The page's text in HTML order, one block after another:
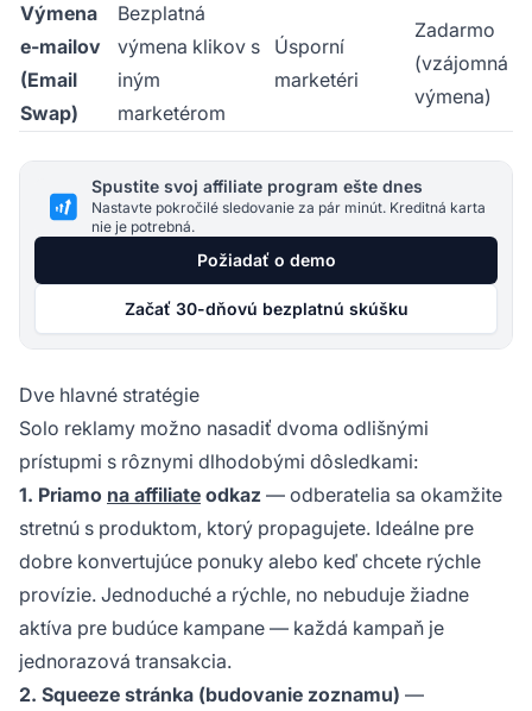
Výmena
e-mailov
(Email
Swap)
Bezplatná
výmena klikov s
iným
marketérom
Úsporní
marketéri
Zadarmo
(vzájomná
výmena)
Spustite svoj affiliate program ešte dnes
Nastavte pokročilé sledovanie za pár minút. Kreditná karta
nie je potrebná.
Požiadať o demo
Začať 30-dňovú bezplatnú skúšku
Dve hlavné stratégie
Solo reklamy možno nasadiť dvoma odlišnými
prístupmi s rôznymi dlhodobými dôsledkami:
1. Priamo na affiliate odkaz — odberatelia sa okamžite
stretnú s produktom, ktorý propagujete. Ideálne pre
dobre konvertujúce ponuky alebo keď chcete rýchle
provízie. Jednoduché a rýchle, no nebuduje žiadne
aktíva pre budúce kampane — každá kampaň je
jednorazová transakcia.
2. Squeeze stránka (budovanie zoznamu) —